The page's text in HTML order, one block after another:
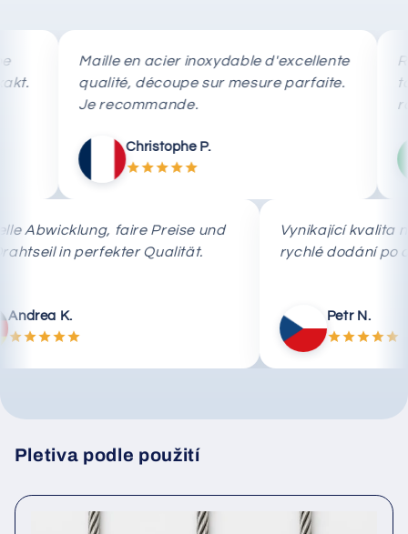
Maille en acier inoxydable d'excellente
qualité, découpe sur mesure parfaite.
Je recommande.
Christophe P.
Rete
Abwicklung, faire Preise und
Drahtseil in perfekter Qualität.
Andrea K.
Vynikající
rychlé
Petr N.
Pletiva podle použití